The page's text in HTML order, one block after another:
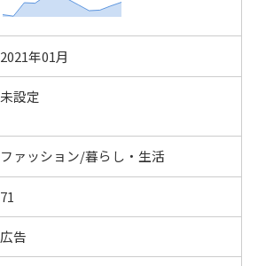
2021年01月
未設定
ファッション/暮らし・生活
71
広告